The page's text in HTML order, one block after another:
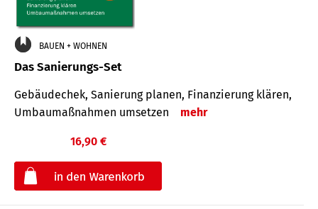
BAUEN + WOHNEN
Das Sanierungs-Set
Gebäudechek, Sanierung planen, Finanzierung klären,
Umbaumaßnahmen umsetzen
mehr
16,90 €